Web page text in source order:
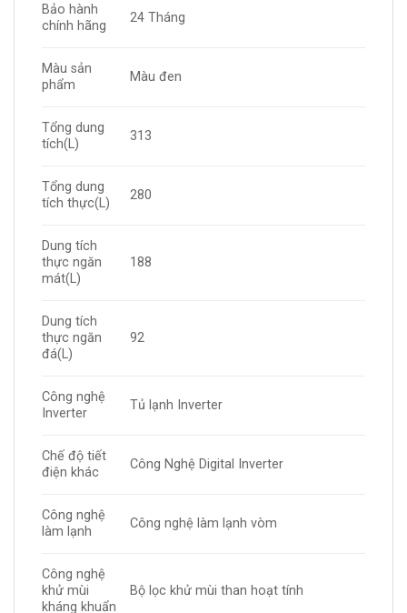
Bảo hành
chính hãng
24 Tháng
Màu sản
phẩm
Màu đen
Tổng dung
tích(L)
313
Tổng dung
tích thực(L)
280
Dung tích
thực ngăn
mát(L)
188
Dung tích
thực ngăn
đá(L)
92
Công nghệ
Inverter
Tủ lạnh Inverter
Chế độ tiết
điện khác
Công Nghệ Digital Inverter
Công nghệ
làm lạnh
Công nghệ làm lạnh vòm
Công nghệ
khử mùi
kháng khuẩn
Bộ lọc khử mùi than hoạt tính